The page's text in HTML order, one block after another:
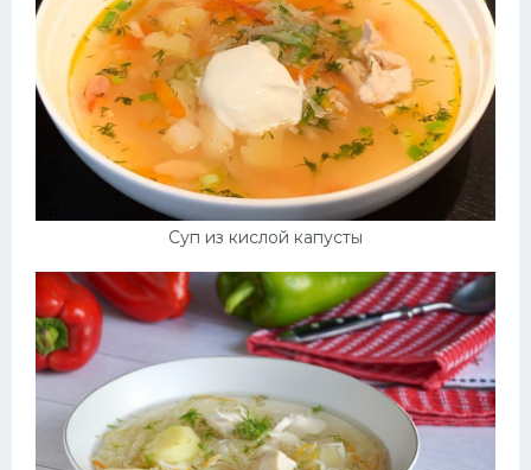
Суп из кислой капусты